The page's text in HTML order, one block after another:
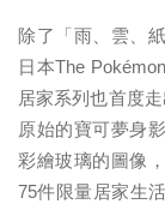
除了「雨、雲、
日本The
居家系列也首度
原始的寶可夢身
彩繪玻璃的圖像
75件限量居家生